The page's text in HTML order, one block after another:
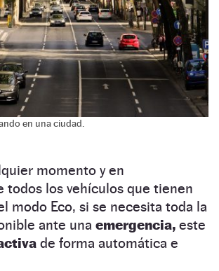
en una ciudad.
momento y en
todos los vehículos que tienen
modo Eco, si se necesita toda la
ante una emergencia, este
de forma automática e